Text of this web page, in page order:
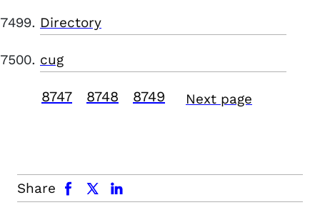
Directory
cug
8747 8748 8749 Next page
Share
facebook x.com linkedin